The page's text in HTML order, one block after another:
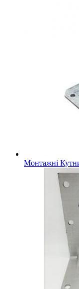
Монтажні